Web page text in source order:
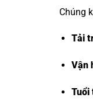
Chúng
Tải
Vận
Tuổi